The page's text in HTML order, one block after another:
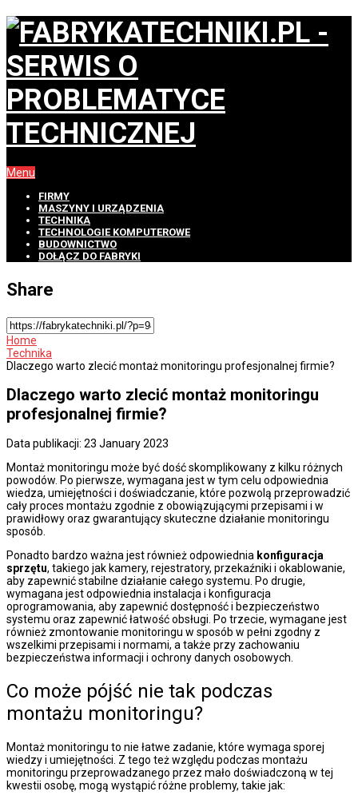
Menu
FIRMY
MASZYNY I URZĄDZENIA
TECHNIKA
TECHNOLOGIE KOMPUTEROWE
BUDOWNICTWO
DOŁĄCZ DO FABRYKI
Share
Home
Technika
Dlaczego warto zlecić montaż monitoringu profesjonalnej firmie?
Dlaczego warto zlecić montaż monitoringu
profesjonalnej firmie?
Data publikacji: 23 January 2023
Montaż monitoringu może być dość skomplikowany z kilku różnych
powodów. Po pierwsze, wymagana jest w tym celu odpowiednia
wiedza, umiejętności i doświadczanie, które pozwolą przeprowadzić
cały proces montażu zgodnie z obowiązującymi przepisami i w
prawidłowy oraz gwarantujący skuteczne działanie monitoringu
sposób.
Ponadto bardzo ważna jest również odpowiednia konfiguracja
sprzętu, takiego jak kamery, rejestratory, przekaźniki i okablowanie,
aby zapewnić stabilne działanie całego systemu. Po drugie,
wymagana jest odpowiednia instalacja i konfiguracja
oprogramowania, aby zapewnić dostępność i bezpieczeństwo
systemu oraz zapewnić łatwość obsługi. Po trzecie, wymagane jest
również zmontowanie monitoringu w sposób w pełni zgodny z
wszelkimi przepisami i normami, a także przy zachowaniu
bezpieczeństwa informacji i ochrony danych osobowych.
Co może pójść nie tak podczas
montażu monitoringu?
Montaż monitoringu to nie łatwe zadanie, które wymaga sporej
wiedzy i umiejętności. Z tego też względu podczas montażu
monitoringu przeprowadzanego przez mało doświadczoną w tej
kwestii osobę, mogą wystąpić różne problemy, takie jak: